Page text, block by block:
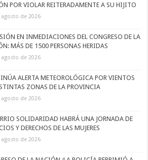
POR VIOLAR REITERADAMENTE A SU HIJITO
agosto de 2026
EN INMEDIACIONES DEL CONGRESO DE LA
MÁS DE 1500 PERSONAS HERIDAS
agosto de 2026
ALERTA METEOROLÓGICA POR VIENTOS
ZONAS DE LA PROVINCIA
agosto de 2026
SOLIDARIDAD HABRÁ UNA JORNADA DE
Y DERECHOS DE LAS MUJERES
agosto de 2026